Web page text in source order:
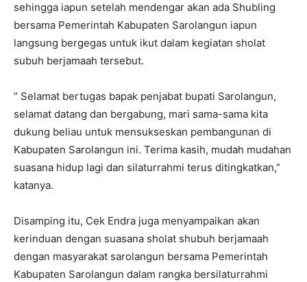
sehingga iapun setelah mendengar akan ada Shubling
bersama Pemerintah Kabupaten Sarolangun iapun
langsung bergegas untuk ikut dalam kegiatan sholat
subuh berjamaah tersebut.
” Selamat bertugas bapak penjabat bupati Sarolangun,
selamat datang dan bergabung, mari sama-sama kita
dukung beliau untuk mensukseskan pembangunan di
Kabupaten Sarolangun ini. Terima kasih, mudah mudahan
suasana hidup lagi dan silaturrahmi terus ditingkatkan,”
katanya.
Disamping itu, Cek Endra juga menyampaikan akan
kerinduan dengan suasana sholat shubuh berjamaah
dengan masyarakat sarolangun bersama Pemerintah
Kabupaten Sarolangun dalam rangka bersilaturrahmi